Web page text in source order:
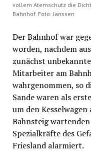
vollem Atemschutz die
Bahnhof. Foto: Janssen
Der Bahnhof war
worden, nachdem
zunächst
Mitarbeiter am
wahrgenommen, so
Sande waren als
um den
Bahnsteig
Spezialkräfte des
Friesland alarmiert.